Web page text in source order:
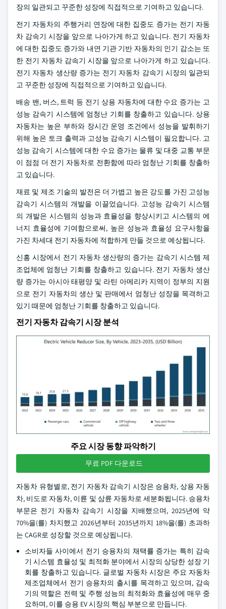
장의 일관되고 꾸준한 성장에 직접적으로 기여하고 있습니다.
전기 자동차의 주행거리 연장에 대한 집중도 증가는 전기 자동
차 감속기 시장을 앞으로 나아가게 하고 있습니다. 전기 자동차
에 대한 집중도 증가와 내연 기관 기반 자동차의 인기 감소는 또
한 전기 자동차 감속기 시장을 앞으로 나아가게 하고 있습니다.
전기 자동차 생산량 증가는 전기 자동차 감속기 시장의 일관되
고 꾸준한 성장에 직접적으로 기여하고 있습니다.
배송 밴, 버스, 트럭 등 전기 상용 자동차에 대한 수요 증가는 고
성능 감속기 시스템에 엄청난 기회를 창출하고 있습니다. 상용
자동차는 높은 부하와 장시간 운영 조건에서 성능을 발휘하기
위해 높은 토크 출력과 고성능 감속기 시스템이 필요합니다. 고
성능 감속기 시스템에 대한 수요 증가는 물류 및 대중 교통 부문
이 점점 더 전기 자동차로 전환함에 따라 엄청난 기회를 창출하
고 있습니다.
재료 및 제조 기술의 발전은 더 가볍고 높은 강도를 가진 고성능
감속기 시스템의 개발을 이끌었습니다. 고성능 감속기 시스템
의 개발은 시스템의 성능과 효율성을 향상시키고 시스템의 에
너지 효율성에 기여함으로써, 높은 성능과 효율성 요구사항을
가진 차세대 전기 자동차에 적합하게 만들 것으로 예상됩니다.
신흥 시장에서 전기 자동차 생산량의 증가는 감속기 시스템 제
조업체에 엄청난 기회를 창출하고 있습니다. 전기 자동차 생산
량 증가는 아시아 태평양 및 라틴 아메리카 지역이 정부의 지원
으로 전기 자동차의 생산 및 판매에서 엄청난 성장을 목격하고
있기 때문에 엄청난 기회를 창출하고 있습니다.
전기 자동차 감속기 시장 분석
주요 시장 동향 파악하기
무료 PDF 다운로드
자동차 유형별로, 전기 자동차 감속기 시장은 승용차, 상용 자동
차, 비도로 자동차, 이륜 및 삼륜 자동차로 세분화됩니다. 승용차
부문은 전기 자동차 감속기 시장을 지배했으며, 2025년에 약
70%을(를) 차지했고 2026년부터 2035년까지 18%을(를) 초과하
는 CAGR로 성장할 것으로 예상됩니다.
소비자들 사이에서 전기 승용차의 채택률 증가는 특히 감속
기 시스템 효율성 및 최적화 분야에서 시장의 상당한 성장 기
회를 창출하고 있습니다. 글로벌 자동차 시장은 주요 자동차
제조업체에서 전기 승용차의 출시를 목격하고 있으며, 감속
기의 역할은 전력 및 주행 성능의 최적화와 효율성에 매우 중
요하며, 이를 승용 EV 시장의 핵심 부분으로 만듭니다.